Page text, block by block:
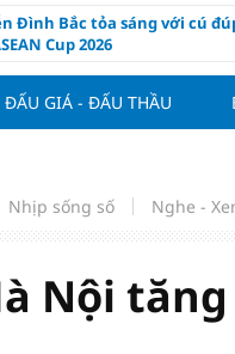
Đình Bắc tỏa sáng với cú
Cup 2026
hôm nay 8/8: Vàng thế
phiếu IPO có được phân
nay, xem tử vi 12 con giáp
thuận lợi
hàng nửa đầu năm 2026: Áp
và hạ tầng đang mở ra
ĐẤU GIÁ - ĐẤU THẦU
Nhịp sống số Nghe -
Nội